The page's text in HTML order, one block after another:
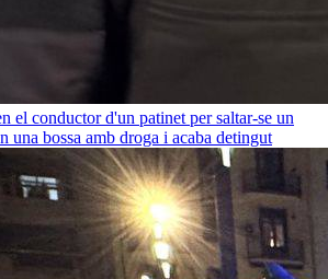
el conductor d'un patinet per saltar-se un
una bossa amb droga i acaba detingut